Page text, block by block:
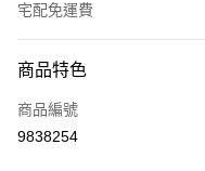
宅配免運費
信用卡一次付款
LINE Pay
商品特色
商品編號
9838254